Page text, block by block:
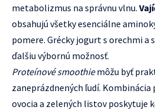
metabolizmus na správnu vlnu.
obsahujú všetky esenciálne
pomere. Grécky jogurt s orechmi a
ďalšiu výbornú možnosť.
Proteínové smoothiemôžu byť
zaneprázdnených ľudí.
ovocia a zelených listov poskytuje